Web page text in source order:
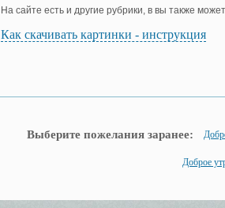
На сайте есть и другие рубрики, в вы также
Как скачивать картинки - инструкция
Выберите пожелания заранее:
Доброе